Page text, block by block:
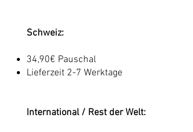
Schweiz:
34,90€ Pauschal
Lieferzeit 2-7 Werktage
International / Rest der Welt: